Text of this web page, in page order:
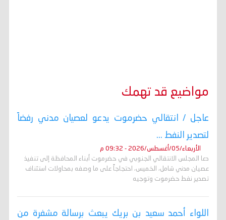
مواضيع قد تهمك
عاجل / انتقالي حضرموت يدعو لعصيان مدني رفضاً
لتصدير النفط ...
الأربعاء/05/أغسطس/2026 - 09:32 م
دعا المجلس الانتقالي الجنوبي في حضرموت أبناء المحافظة إلى تنفيذ
عصيان مدني شامل، الخميس، احتجاجاً على ما وصفه بمحاولات استئناف
تصدير نفط حضرموت وتوجيه
اللواء أحمد سعيد بن بريك يبعث برسالة مشفرة من